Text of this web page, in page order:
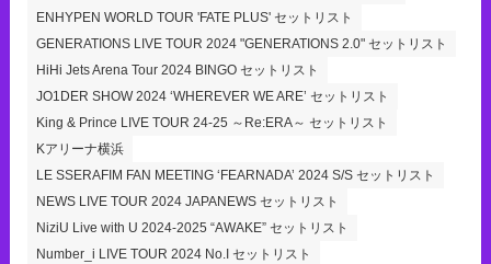
ENHYPEN WORLD TOUR 'FATE PLUS' セットリスト
GENERATIONS LIVE TOUR 2024 "GENERATIONS 2.0" セットリスト
HiHi Jets Arena Tour 2024 BINGO セットリスト
JO1DER SHOW 2024 ‘WHEREVER WE ARE’ セットリスト
King & Prince LIVE TOUR 24-25 ～Re:ERA～ セットリスト
Kアリーナ横浜
LE SSERAFIM FAN MEETING ‘FEARNADA’ 2024 S/S セットリスト
NEWS LIVE TOUR 2024 JAPANEWS セットリスト
NiziU Live with U 2024-2025 “AWAKE” セットリスト
Number_i LIVE TOUR 2024 No.I セットリスト